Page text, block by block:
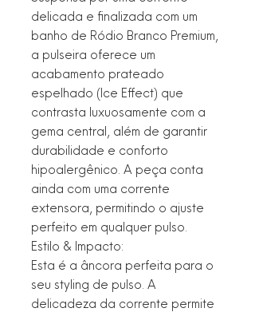
delicada e finalizada com um
banho de Ródio Branco Premium,
a pulseira oferece um
acabamento prateado
espelhado (Ice Effect) que
contrasta luxuosamente com a
gema central, além de garantir
durabilidade e conforto
hipoalergênico. A peça conta
ainda com uma corrente
extensora, permitindo o ajuste
perfeito em qualquer pulso.
Estilo & Impacto:
Esta é a âncora perfeita para o
seu styling de pulso. A
delicadeza da corrente permite